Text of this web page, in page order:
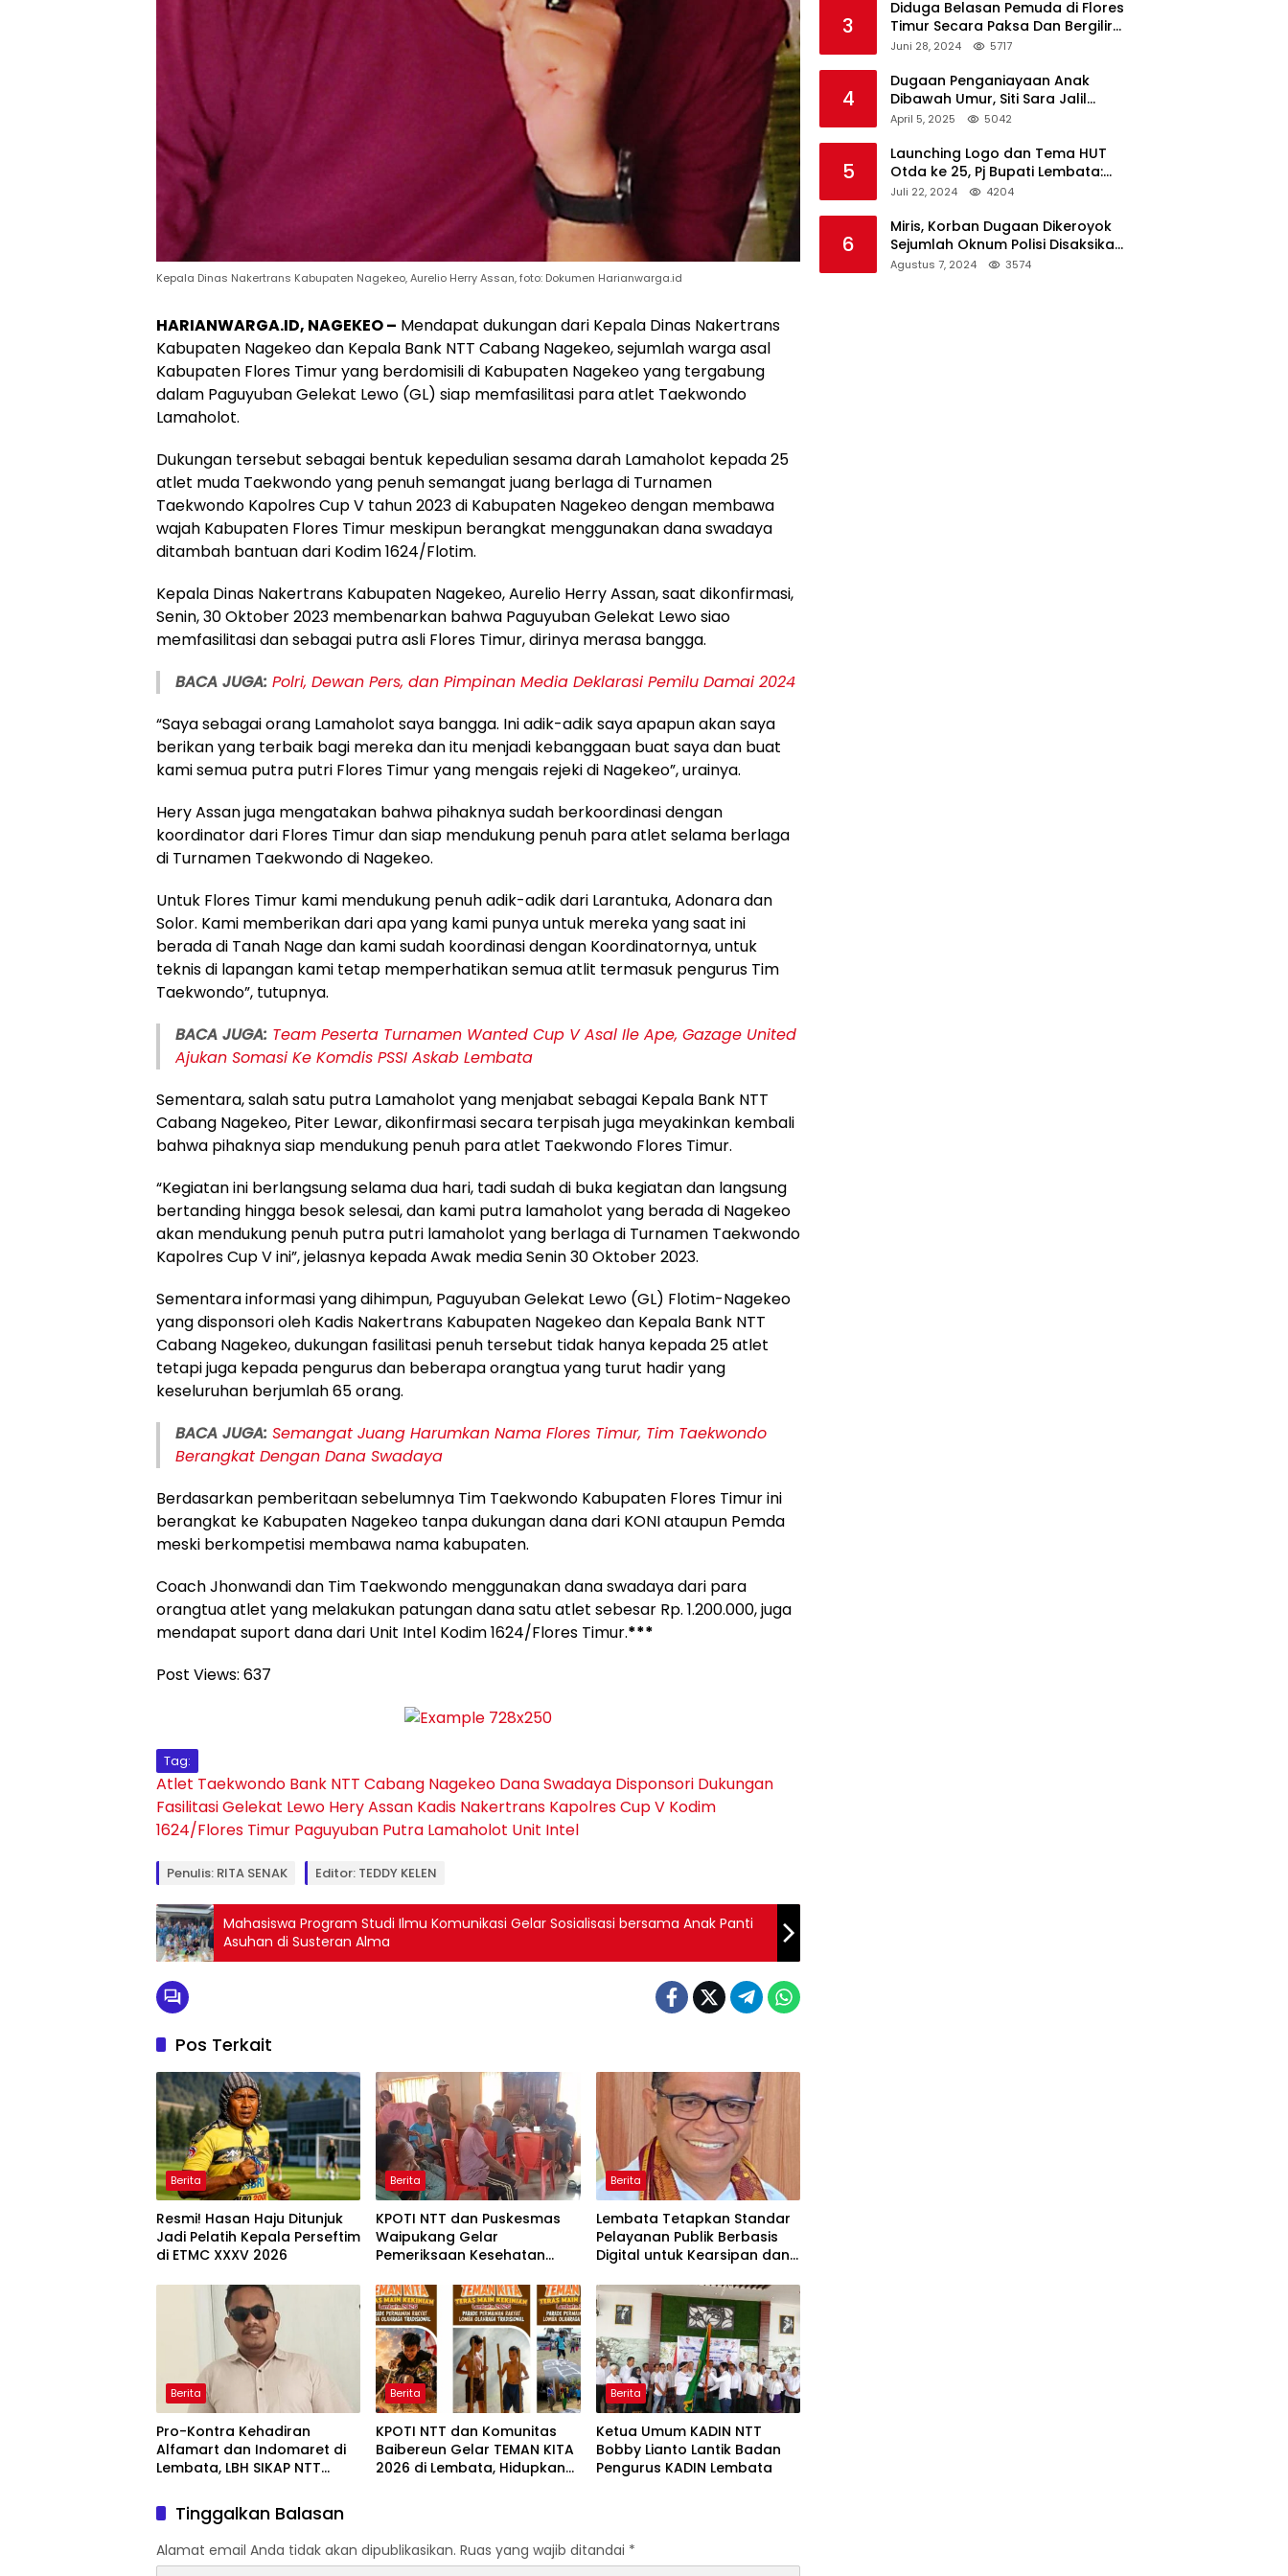
Kepala Dinas Nakertrans Kabupaten Nagekeo, Aurelio Herry Assan, foto: Dokumen Harianwarga.id
HARIANWARGA.ID, NAGEKEO – Mendapat dukungan dari Kepala Dinas Nakertrans
Kabupaten Nagekeo dan Kepala Bank NTT Cabang Nagekeo, sejumlah warga asal
Kabupaten Flores Timur yang berdomisili di Kabupaten Nagekeo yang tergabung
dalam Paguyuban Gelekat Lewo (GL) siap memfasilitasi para atlet Taekwondo
Lamaholot.
Dukungan tersebut sebagai bentuk kepedulian sesama darah Lamaholot kepada 25
atlet muda Taekwondo yang penuh semangat juang berlaga di Turnamen
Taekwondo Kapolres Cup V tahun 2023 di Kabupaten Nagekeo dengan membawa
wajah Kabupaten Flores Timur meskipun berangkat menggunakan dana swadaya
ditambah bantuan dari Kodim 1624/Flotim.
Kepala Dinas Nakertrans Kabupaten Nagekeo, Aurelio Herry Assan, saat dikonfirmasi,
Senin, 30 Oktober 2023 membenarkan bahwa Paguyuban Gelekat Lewo siao
memfasilitasi dan sebagai putra asli Flores Timur, dirinya merasa bangga.
BACA JUGA: Polri, Dewan Pers, dan Pimpinan Media Deklarasi Pemilu Damai 2024
“Saya sebagai orang Lamaholot saya bangga. Ini adik-adik saya apapun akan saya
berikan yang terbaik bagi mereka dan itu menjadi kebanggaan buat saya dan buat
kami semua putra putri Flores Timur yang mengais rejeki di Nagekeo”, urainya.
Hery Assan juga mengatakan bahwa pihaknya sudah berkoordinasi dengan
koordinator dari Flores Timur dan siap mendukung penuh para atlet selama berlaga
di Turnamen Taekwondo di Nagekeo.
Untuk Flores Timur kami mendukung penuh adik-adik dari Larantuka, Adonara dan
Solor. Kami memberikan dari apa yang kami punya untuk mereka yang saat ini
berada di Tanah Nage dan kami sudah koordinasi dengan Koordinatornya, untuk
teknis di lapangan kami tetap memperhatikan semua atlit termasuk pengurus Tim
Taekwondo”, tutupnya.
BACA JUGA: Team Peserta Turnamen Wanted Cup V Asal Ile Ape, Gazage United
Ajukan Somasi Ke Komdis PSSI Askab Lembata
Sementara, salah satu putra Lamaholot yang menjabat sebagai Kepala Bank NTT
Cabang Nagekeo, Piter Lewar, dikonfirmasi secara terpisah juga meyakinkan kembali
bahwa pihaknya siap mendukung penuh para atlet Taekwondo Flores Timur.
“Kegiatan ini berlangsung selama dua hari, tadi sudah di buka kegiatan dan langsung
bertanding hingga besok selesai, dan kami putra lamaholot yang berada di Nagekeo
akan mendukung penuh putra putri lamaholot yang berlaga di Turnamen Taekwondo
Kapolres Cup V ini”, jelasnya kepada Awak media Senin 30 Oktober 2023.
Sementara informasi yang dihimpun, Paguyuban Gelekat Lewo (GL) Flotim-Nagekeo
yang disponsori oleh Kadis Nakertrans Kabupaten Nagekeo dan Kepala Bank NTT
Cabang Nagekeo, dukungan fasilitasi penuh tersebut tidak hanya kepada 25 atlet
tetapi juga kepada pengurus dan beberapa orangtua yang turut hadir yang
keseluruhan berjumlah 65 orang.
BACA JUGA: Semangat Juang Harumkan Nama Flores Timur, Tim Taekwondo
Berangkat Dengan Dana Swadaya
Berdasarkan pemberitaan sebelumnya Tim Taekwondo Kabupaten Flores Timur ini
berangkat ke Kabupaten Nagekeo tanpa dukungan dana dari KONI ataupun Pemda
meski berkompetisi membawa nama kabupaten.
Coach Jhonwandi dan Tim Taekwondo menggunakan dana swadaya dari para
orangtua atlet yang melakukan patungan dana satu atlet sebesar Rp. 1.200.000, juga
mendapat suport dana dari Unit Intel Kodim 1624/Flores Timur.***
Post Views: 637
Tag:
Atlet Taekwondo Bank NTT Cabang Nagekeo Dana Swadaya Disponsori Dukungan
FasilitasiGelekat Lewo Hery Assan Kadis Nakertrans Kapolres Cup V Kodim
1624/Flores Timur Paguyuban Putra Lamaholot Unit Intel
Penulis: RITA SENAK Editor: TEDDY KELEN
Mahasiswa Program Studi Ilmu Komunikasi Gelar Sosialisasi bersama Anak Panti
Asuhan di Susteran Alma
Pos Terkait
Berita
Resmi! Hasan Haju Ditunjuk
Jadi Pelatih Kepala Perseftim
di ETMC XXXV 2026
Berita
KPOTI NTT dan Puskesmas
Waipukang Gelar
Pemeriksaan Kesehatan
Berita
Lembata Tetapkan Standar
Pelayanan Publik Berbasis
Digital untuk Kearsipan dan
Berita
Pro-Kontra Kehadiran
Alfamart dan Indomaret di
Lembata, LBH SIKAP NTT
UMKM
Berita
KPOTI NTT dan Komunitas
Baibereun Gelar TEMAN KITA
2026 di Lembata, Hidupkan
Berita
Ketua Umum KADIN NTT
Bobby Lianto Lantik Badan
Pengurus KADIN Lembata
Tinggalkan Balasan
Alamat email Anda tidak akan dipublikasikan. Ruas yang wajib ditandai *
3
Diduga Belasan Pemuda di Flores
Timur Secara Paksa Dan Bergilir
Setubuhi Gadis di Bawah Umur
Juni 28, 2024 5717
4
Dugaan Penganiayaan Anak
Dibawah Umur, Siti Sara Jalil
Seorang Warga Desa Normal 1
April 5, 2025 5042
5
Launching Logo dan Tema HUT
Otda ke 25, Pj Bupati Lembata:
Tema ini Bukan Sekedar Refleksi
Juli 22, 2024 4204
6
Miris, Korban Dugaan Dikeroyok
Sejumlah Oknum Polisi Disaksikan
Istri
Agustus 7, 2024 3574